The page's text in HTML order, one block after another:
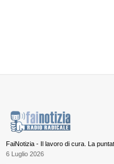
FaiNotizia - Il lavoro di cura. La
6 Luglio 2026